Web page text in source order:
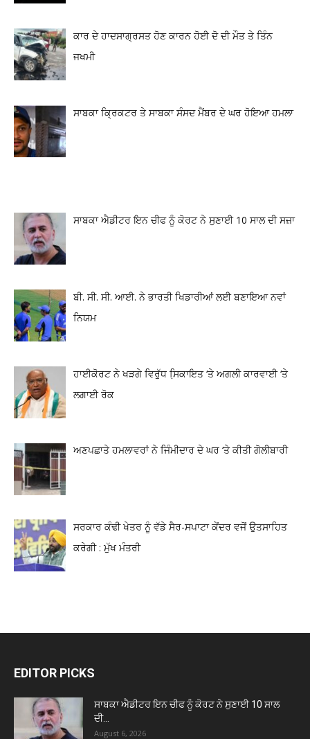
ਕਾਰ ਦੇ ਹਾਦਸਾਗ੍ਰਸਤ ਹੋਣ ਕਾਰਨ ਹੋਈ ਦੋ ਦੀ ਮੌਤ ਤੇ ਤਿੰਨ
ਜਖਮੀ
ਸਾਬਕਾ ਕ੍ਰਿਕਟਰ ਤੇ ਸਾਬਕਾ ਸੰਸਦ ਮੈਂਬਰ ਦੇ ਘਰ ਹੋਇਆ ਹਮਲਾ
ਸਾਬਕਾ ਐਡੀਟਰ ਇਨ ਚੀਫ ਨੂੰ ਕੋਰਟ ਨੇ ਸੁਣਾਈ 10 ਸਾਲ ਦੀ ਸਜ਼ਾ
ਬੀ. ਸੀ. ਸੀ. ਆਈ. ਨੇ ਭਾਰਤੀ ਖਿਡਾਰੀਆਂ ਲਈ ਬਣਾਇਆ ਨਵਾਂ
ਨਿਯਮ
ਹਾਈਕੋਰਟ ਨੇ ਖੜਗੇ ਵਿਰੁੱਧ ਸਿ਼ਕਾਇਤ ‘ਤੇ ਅਗਲੀ ਕਾਰਵਾਈ ‘ਤੇ
ਲਗਾਈ ਰੋਕ
ਅਣਪਛਾਤੇ ਹਮਲਾਵਰਾਂ ਨੇ ਜਿੰਮੀਦਾਰ ਦੇ ਘਰ ‘ਤੇ ਕੀਤੀ ਗੋਲੀਬਾਰੀ
ਸਰਕਾਰ ਕੰਢੀ ਖੇਤਰ ਨੂੰ ਵੱਡੇ ਸੈਰ-ਸਪਾਟਾ ਕੇਂਦਰ ਵਜੋਂ ਉਤਸਾਹਿਤ
ਕਰੇਗੀ : ਮੁੱਖ ਮੰਤਰੀ
EDITOR PICKS
ਸਾਬਕਾ ਐਡੀਟਰ ਇਨ ਚੀਫ ਨੂੰ ਕੋਰਟ ਨੇ ਸੁਣਾਈ 10 ਸਾਲ
ਦੀ...
August 6, 2026